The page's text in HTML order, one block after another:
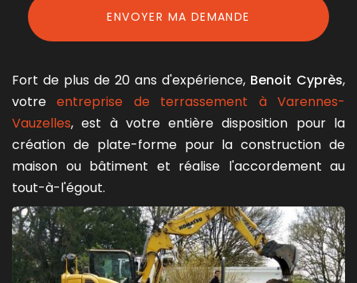
RGPD
ENVOYER MA DEMANDE
Fort de plus de 20 ans d'expérience, Benoit Cyprès,
votreentreprise de terrassement à Varennes-
Vauzelles, est à votre entière disposition pour la
création de plate-forme pour la construction de
maison ou bâtiment et réalise l'accordement au
tout-à-l'égout.